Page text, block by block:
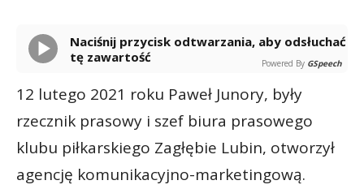
Naciśnij przycisk odtwarzania, aby odsłuchać
tę zawartość
Powered By GSpeech
12 lutego 2021 roku Paweł Junory, były
rzecznik prasowy i szef biura prasowego
klubu piłkarskiego Zagłębie Lubin, otworzył
agencję komunikacyjno-marketingową.